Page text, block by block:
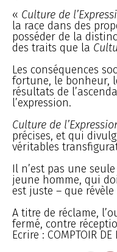
« Culture de
la race dans des
posséder de la
des traits que la
Les conséquences
fortune, le bonheur,
résultats de
l’expression.
Culture de
précises, et qui
véritables
Il n’est pas une
jeune homme, qui
est juste – que révèle
A titre de réclame,
fermé, contre
Ecrire : COMPTOIR